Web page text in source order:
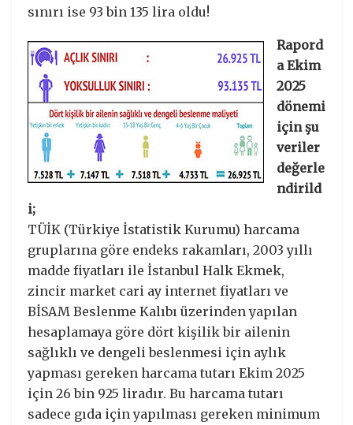
sınırı ise 93 bin 135 lira oldu!
Rapord
a Ekim
2025
dönemi
için şu
veriler
değerle
ndirild
i;
TÜİK (Türkiye İstatistik Kurumu) harcama
gruplarına göre endeks rakamları, 2003 yıllı
madde fiyatları ile İstanbul Halk Ekmek,
zincir market cari ay internet fiyatları ve
BİSAM Beslenme Kalıbı üzerinden yapılan
hesaplamaya göre dört kişilik bir ailenin
sağlıklı ve dengeli beslenmesi için aylık
yapması gereken harcama tutarı Ekim 2025
için 26 bin 925 liradır. Bu harcama tutarı
sadece gıda için yapılması gereken minimum